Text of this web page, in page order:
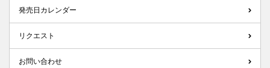
発売日カレンダー
リクエスト
お問い合わせ